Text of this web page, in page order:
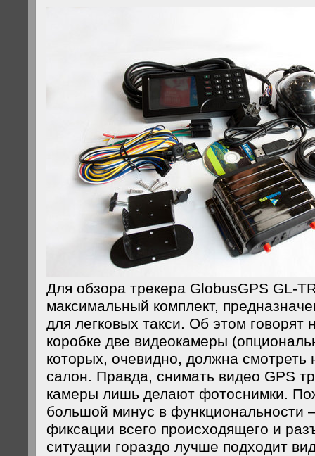
Для обзора трекера GlobusGPS GL-
максимальный комплект,
для легковых такси. Об этом
коробке две видеокамеры
которых, очевидно, должна смотреть
салон. Правда, снимать видео GPS
камеры лишь делают фотоснимки.
большой минус в функциональности
фиксации всего происходящего и
ситуации гораздо лучше подходит